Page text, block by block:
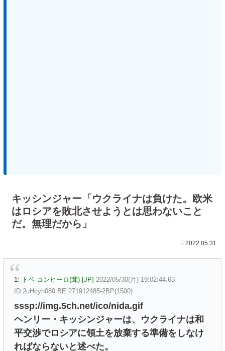
キッシンジャー「ウクライナは負けた。欧米
はロシアを敗北させようとは思わないこと
だ。無理だから」
2022.05.31
1: トペ コンヒーロ(茸) [JP] 2022/05/30(月) 19:02:44.63
ID:2uHcyh080 BE:271912485-2BP(1500)
sssp://img.5ch.net/ico/nida.gif
ヘンリー・キッシンジャーは、ウクライナは和
平交渉でロシアに領土を放棄する準備をしなけ
ればならないと述べた。